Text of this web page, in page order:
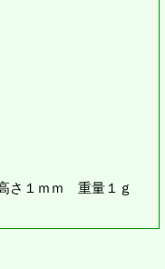
さ１ｍｍ 重量１ｇ